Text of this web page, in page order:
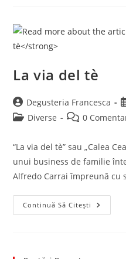
La via del tè
Post
author:
Degusteria Francesca
PostDiverse
Post0
“La via del tè” sau „Calea
unui business de familie
Alfredo Carrai împreună cu
Continuă Să Citești La
Via